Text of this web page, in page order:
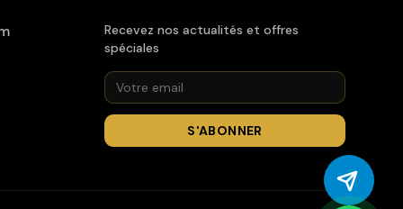
Recevez nos actualités et offres
spéciales
S'ABONNER